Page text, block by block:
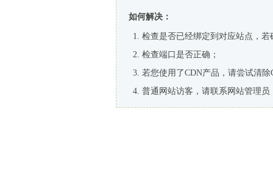
如何解决：
检查是否已经绑定到对应站点，
检查端口是否正确；
若您使用了CDN产品，请尝试清除
普通网站访客，请联系网站管理员